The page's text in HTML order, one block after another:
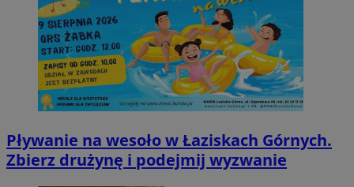
Pływanie na wesoło w Łaziskach Górnych.
Zbierz drużynę i podejmij wyzwanie